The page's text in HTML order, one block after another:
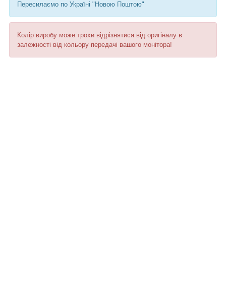
Пересилаємо по Україні "Новою Поштою"
Колір виробу може трохи відрізнятися від оригіналу в
залежності від кольору передачі вашого монітора!